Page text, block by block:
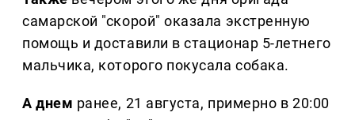
самарской "скорой" оказала экстренную
помощь и доставили в стационар 5-летнего
мальчика, которого покусала собака.
А днем ранее, 21 августа, примерно в 20:00